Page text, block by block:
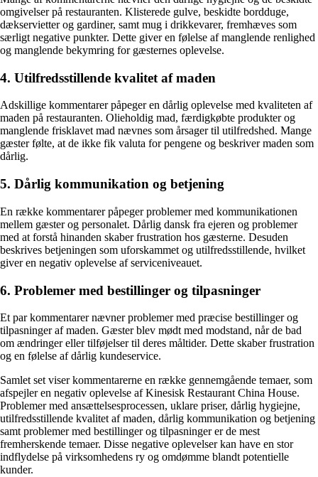
omgivelser på restauranten. Klisterede gulve, beskidte bordduge,
dækservietter og gardiner, samt mug i drikkevarer, fremhæves som
særligt negative punkter. Dette giver en følelse af manglende renlighed
og manglende bekymring for gæsternes oplevelse.
4. Utilfredsstillende kvalitet af maden
Adskillige kommentarer påpeger en dårlig oplevelse med kvaliteten af
maden på restauranten. Olieholdig mad, færdigkøbte produkter og
manglende frisklavet mad nævnes som årsager til utilfredshed. Mange
gæster følte, at de ikke fik valuta for pengene og beskriver maden som
dårlig.
5. Dårlig kommunikation og betjening
En række kommentarer påpeger problemer med kommunikationen
mellem gæster og personalet. Dårlig dansk fra ejeren og problemer
med at forstå hinanden skaber frustration hos gæsterne. Desuden
beskrives betjeningen som uforskammet og utilfredsstillende, hvilket
giver en negativ oplevelse af serviceniveauet.
6. Problemer med bestillinger og tilpasninger
Et par kommentarer nævner problemer med præcise bestillinger og
tilpasninger af maden. Gæster blev mødt med modstand, når de bad
om ændringer eller tilføjelser til deres måltider. Dette skaber frustration
og en følelse af dårlig kundeservice.
Samlet set viser kommentarerne en række gennemgående temaer, som
afspejler en negativ oplevelse af Kinesisk Restaurant China House.
Problemer med ansættelsesprocessen, uklare priser, dårlig hygiejne,
utilfredsstillende kvalitet af maden, dårlig kommunikation og betjening
samt problemer med bestillinger og tilpasninger er de mest
fremherskende temaer. Disse negative oplevelser kan have en stor
indflydelse på virksomhedens ry og omdømme blandt potentielle
kunder.